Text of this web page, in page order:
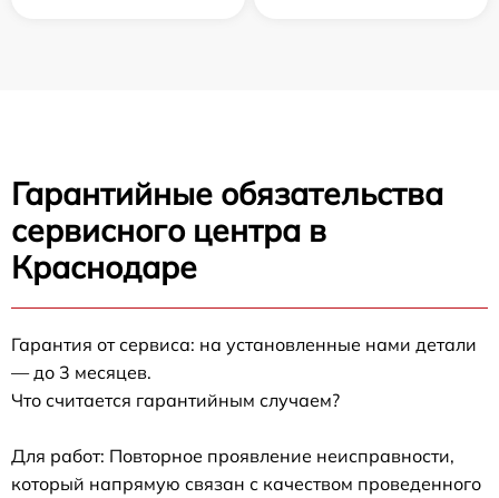
Гарантийные обязательства
сервисного центра в
Краснодаре
Гарантия от сервиса: на установленные нами детали
— до 3 месяцев.
Что считается гарантийным случаем?
Для работ: Повторное проявление неисправности,
который напрямую связан с качеством проведенного